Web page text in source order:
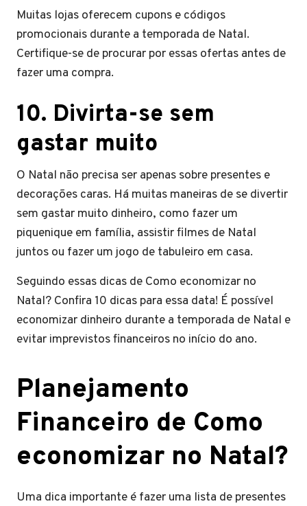
Muitas lojas oferecem cupons e códigos
promocionais durante a temporada de Natal.
Certifique-se de procurar por essas ofertas antes de
fazer uma compra.
10. Divirta-se sem
gastar muito
O Natal não precisa ser apenas sobre presentes e
decorações caras. Há muitas maneiras de se divertir
sem gastar muito dinheiro, como fazer um
piquenique em família, assistir filmes de Natal
juntos ou fazer um jogo de tabuleiro em casa.
Seguindo essas dicas de Como economizar no
Natal? Confira 10 dicas para essa data! É possível
economizar dinheiro durante a temporada de Natal e
evitar imprevistos financeiros no início do ano.
Planejamento
Financeiro de Como
economizar no Natal?
Uma dica importante é fazer uma lista de presentes